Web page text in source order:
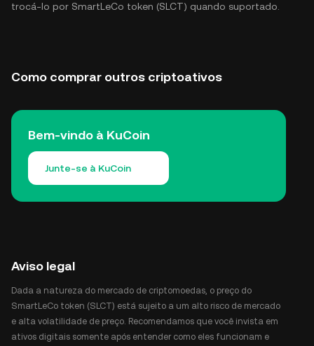
trocá-lo por SmartLeCo token (SLCT) quando suportado.
Como comprar outros criptoativos
Bem-vindo à KuCoin
Junte-se à KuCoin
Aviso legal
Dada a natureza do mercado de criptomoedas, o preço do
SmartLeCo token (SLCT) está sujeito a um alto risco de mercado
e alta volatilidade de preço. Recomendamos que você invista em
ativos digitais somente após entender como eles funcionam e